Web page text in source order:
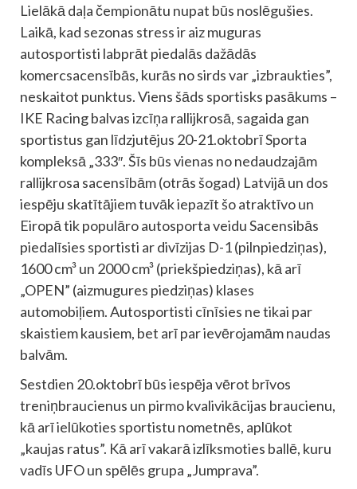
Lielākā daļa čempionātu nupat būs noslēgušies.
Laikā, kad sezonas stress ir aiz muguras
autosportisti labprāt piedalās dažādās
komercsacensībās, kurās no sirds var „izbraukties”,
neskaitot punktus. Viens šāds sportisks pasākums –
IKE Racing balvas izcīņa rallijkrosā, sagaida gan
sportistus gan līdzjutējus 20-21.oktobrī Sporta
kompleksā „333″. Šīs būs vienas no nedaudzajām
rallijkrosa sacensībām (otrās šogad) Latvijā un dos
iespēju skatītājiem tuvāk iepazīt šo atraktīvo un
Eiropā tik populāro autosporta veidu Sacensibās
piedalīsies sportisti ar divīzijas D-1 (pilnpiedziņas),
1600 cm³ un 2000 cm³ (priekšpiedziņas), kā arī
„OPEN” (aizmugures piedziņas) klases
automobiļiem. Autosportisti cīnīsies ne tikai par
skaistiem kausiem, bet arī par ievērojamām naudas
balvām.
Sestdien 20.oktobrī būs iespēja vērot brīvos
treniņbraucienus un pirmo kvalivikācijas braucienu,
kā arī ielūkoties sportistu nometnēs, aplūkot
„kaujas ratus”. Kā arī vakarā izlīksmoties ballē, kuru
vadīs UFO un spēlēs grupa „Jumprava”.